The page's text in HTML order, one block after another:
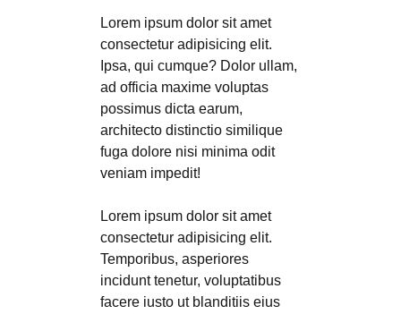
Lorem ipsum dolor sit amet
consectetur adipisicing elit.
Ipsa, qui cumque? Dolor ullam,
ad officia maxime voluptas
possimus dicta earum,
architecto distinctio similique
fuga dolore nisi minima odit
veniam impedit!
Lorem ipsum dolor sit amet
consectetur adipisicing elit.
Temporibus, asperiores
incidunt tenetur, voluptatibus
facere iusto ut blanditiis eius